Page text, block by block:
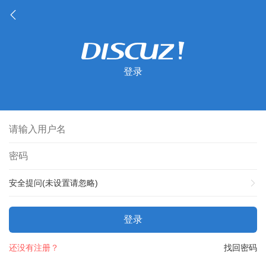
登录
安全提问(未设置请忽略)
登录
找回密码
还没有注册？